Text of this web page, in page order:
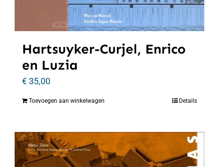
Hartsuyker-Curjel, Enrico
en Luzia
€35,00
Toevoegen aan winkelwagen Details